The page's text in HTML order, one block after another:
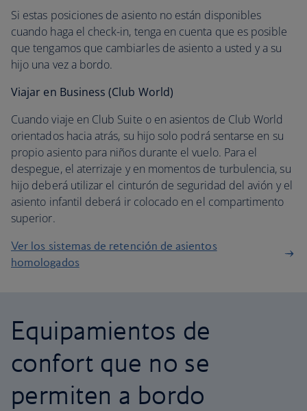
Si estas posiciones de asiento no están disponibles
cuando haga el check-in, tenga en cuenta que es posible
que tengamos que cambiarles de asiento a usted y a su
hijo una vez a bordo.
Viajar en Business (Club World)
Cuando viaje en Club Suite o en asientos de Club World
orientados hacia atrás, su hijo solo podrá sentarse en su
propio asiento para niños durante el vuelo. Para el
despegue, el aterrizaje y en momentos de turbulencia, su
hijo deberá utilizar el cinturón de seguridad del avión y el
asiento infantil deberá ir colocado en el compartimento
superior.
Ver los sistemas de retención de asientos
homologados
Equipamientos de
confort que no se
permiten a bordo